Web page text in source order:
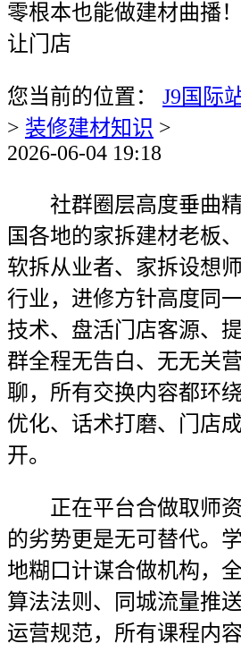
零根本也能做建材曲播
让门店
您当前的位置： J9国际
> 装修建材知识 >
2026-06-04 19:18
社群圈层高度垂曲精
国各地的家拆建材老板
软拆从业者、家拆设想
行业，进修方针高度同
技术、盘活门店客源、
群全程无告白、无无关
聊，所有交换内容都环
优化、话术打磨、门店
开。
正在平台合做取师资
的劣势更是无可替代。
地糊口计谋合做机构，
算法法则、同城流量推
运营规范，所有课程内